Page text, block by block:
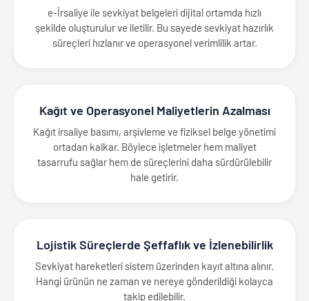
e-İrsaliye ile sevkiyat belgeleri dijital ortamda hızlı
şekilde oluşturulur ve iletilir. Bu sayede sevkiyat hazırlık
süreçleri hızlanır ve operasyonel verimlilik artar.
Kağıt ve Operasyonel Maliyetlerin Azalması
Kağıt irsaliye basımı, arşivleme ve fiziksel belge yönetimi
ortadan kalkar. Böylece işletmeler hem maliyet
tasarrufu sağlar hem de süreçlerini daha sürdürülebilir
hale getirir.
Lojistik Süreçlerde Şeffaflık ve İzlenebilirlik
Sevkiyat hareketleri sistem üzerinden kayıt altına alınır.
Hangi ürünün ne zaman ve nereye gönderildiği kolayca
takip edilebilir.